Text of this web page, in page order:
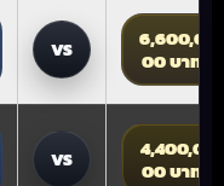
VS
6,600,0
00 บาท
VS
4,400,0
00 บาท